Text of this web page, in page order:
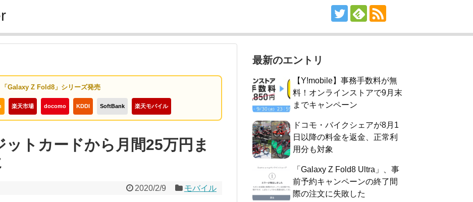
「Galaxy Z Fold8」シリーズ発売
楽天市場 docomo KDDI SoftBank 楽天モバイル
ットカードから月間25万円ま
2020/2/9 モバイル
最新のエントリ
【Y!mobile】事務手数料が無
料！オンラインストアで9月末
までキャンペーン
ドコモ・バイクシェアが8月1
日以降の料金を返金、正常利
用分も対象
「Galaxy Z Fold8 Ultra」、事
前予約キャンペーンの終了間
際の注文に失敗した